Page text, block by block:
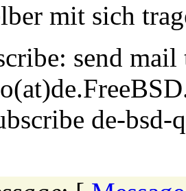
mit sich
send mail
de-bsd-